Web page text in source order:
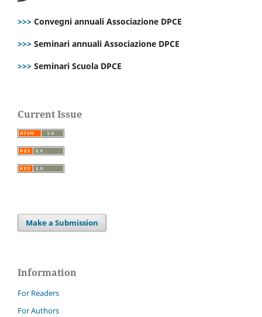
>>> Convegni annuali Associazione DPCE
>>> Seminari annuali Associazione DPCE
>>> Seminari Scuola DPCE
Current Issue
Make a Submission
Information
For Readers
For Authors